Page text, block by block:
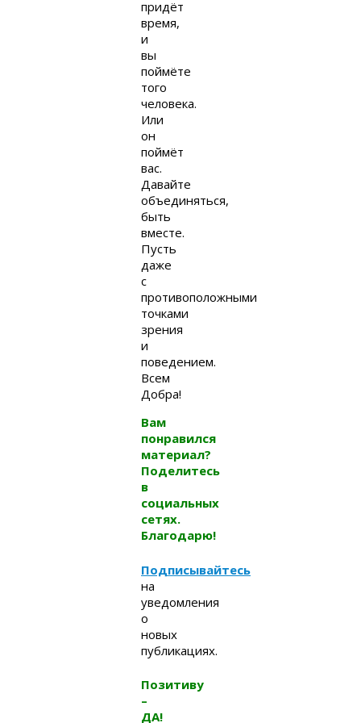
придёт
время,
и
вы
поймёте
того
человека.
Или
он
поймёт
вас.
Давайте
объединяться,
быть
вместе.
Пусть
даже
с
противоположными
точками
зрения
и
поведением.
Всем
Добра!
Вам
понравился
материал?
Поделитесь
в
социальных
сетях.
Благодарю!
Подписывайтесь
на
уведомления
о
новых
публикациях.
Позитиву
–
ДА!